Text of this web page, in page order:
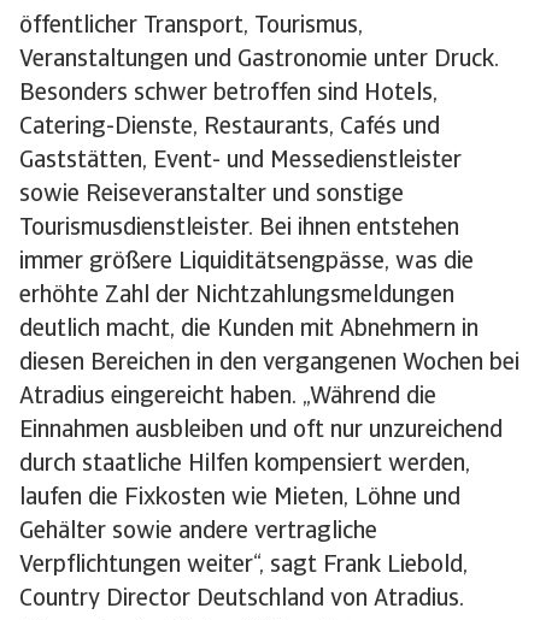
öffentlicher Transport, Tourismus,
Veranstaltungen und Gastronomie unter Druck.
Besonders schwer betroffen sind Hotels,
Catering-Dienste, Restaurants, Cafés und
Gaststätten, Event- und Messedienstleister
sowie Reiseveranstalter und sonstige
Tourismusdienstleister. Bei ihnen entstehen
immer größere Liquiditätsengpässe, was die
erhöhte Zahl der Nichtzahlungsmeldungen
deutlich macht, die Kunden mit Abnehmern in
diesen Bereichen in den vergangenen Wochen bei
Atradius eingereicht haben. „Während die
Einnahmen ausbleiben und oft nur unzureichend
durch staatliche Hilfen kompensiert werden,
laufen die Fixkosten wie Mieten, Löhne und
Gehälter sowie andere vertragliche
Verpflichtungen weiter“, sagt Frank Liebold,
Country Director Deutschland von Atradius.